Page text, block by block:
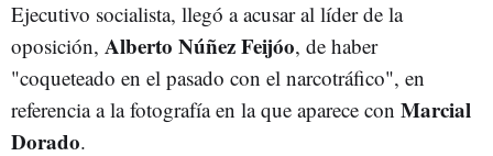
Ejecutivo socialista, llegó a acusar al líder de la
oposición, Alberto Núñez Feijóo, de haber
"coqueteado en el pasado con el narcotráfico", en
referencia a la fotografía en la que aparece con Marcial
Dorado.